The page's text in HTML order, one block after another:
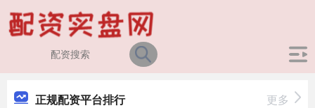
正规配资平台排行 更多